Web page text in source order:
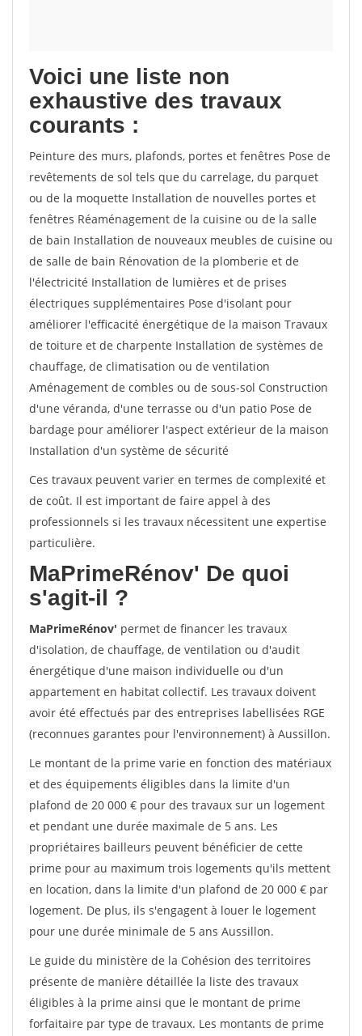
Voici une liste non
exhaustive des travaux
courants :
Peinture des murs, plafonds, portes et fenêtres Pose de
revêtements de sol tels que du carrelage, du parquet
ou de la moquette Installation de nouvelles portes et
fenêtres Réaménagement de la cuisine ou de la salle
de bain Installation de nouveaux meubles de cuisine ou
de salle de bain Rénovation de la plomberie et de
l'électricité Installation de lumières et de prises
électriques supplémentaires Pose d'isolant pour
améliorer l'efficacité énergétique de la maison Travaux
de toiture et de charpente Installation de systèmes de
chauffage, de climatisation ou de ventilation
Aménagement de combles ou de sous-sol Construction
d'une véranda, d'une terrasse ou d'un patio Pose de
bardage pour améliorer l'aspect extérieur de la maison
Installation d'un système de sécurité
Ces travaux peuvent varier en termes de complexité et
de coût. Il est important de faire appel à des
professionnels si les travaux nécessitent une expertise
particulière.
MaPrimeRénov' De quoi
s'agit-il ?
MaPrimeRénov' permet de financer les travaux
d'isolation, de chauffage, de ventilation ou d'audit
énergétique d'une maison individuelle ou d'un
appartement en habitat collectif. Les travaux doivent
avoir été effectués par des entreprises labellisées RGE
(reconnues garantes pour l'environnement) à Aussillon.
Le montant de la prime varie en fonction des matériaux
et des équipements éligibles dans la limite d'un
plafond de 20 000 € pour des travaux sur un logement
et pendant une durée maximale de 5 ans. Les
propriétaires bailleurs peuvent bénéficier de cette
prime pour au maximum trois logements qu'ils mettent
en location, dans la limite d'un plafond de 20 000 € par
logement. De plus, ils s'engagent à louer le logement
pour une durée minimale de 5 ans Aussillon.
Le guide du ministère de la Cohésion des territoires
présente de manière détaillée la liste des travaux
éligibles à la prime ainsi que le montant de prime
forfaitaire par type de travaux. Les montants de prime